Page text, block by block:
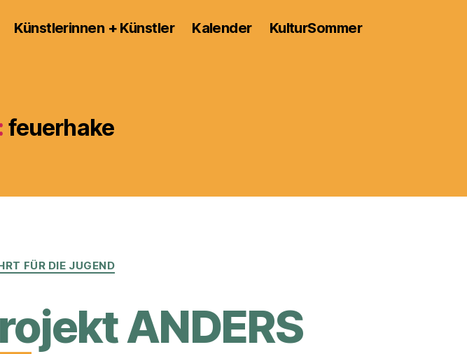
Künstlerinnen + Künstler Kalender KulturSommer
feuerhake
FÜR DIE JUGEND
ANDERS